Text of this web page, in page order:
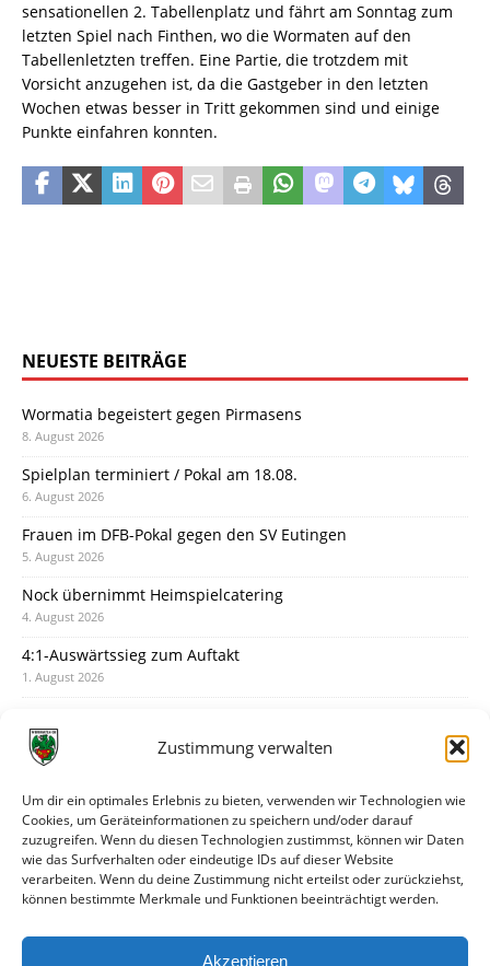
Zustimmung verwalten
Um dir ein optimales Erlebnis zu bieten, verwenden wir Technologien wie
Cookies, um Geräteinformationen zu speichern und/oder darauf
zuzugreifen. Wenn du diesen Technologien zustimmst, können wir Daten
wie das Surfverhalten oder eindeutige IDs auf dieser Website
verarbeiten. Wenn du deine Zustimmung nicht erteilst oder zurückziehst,
können bestimmte Merkmale und Funktionen beeinträchtigt werden.
Akzeptieren
sensationellen 2. Tabellenplatz und fährt am Sonntag zum
letzten Spiel nach Finthen, wo die Wormaten auf den
Tabellenletzten treffen. Eine Partie, die trotzdem mit
Vorsicht anzugehen ist, da die Gastgeber in den letzten
Wochen etwas besser in Tritt gekommen sind und einige
Punkte einfahren konnten.
NEUESTE BEITRÄGE
Wormatia begeistert gegen Pirmasens
8. August 2026
Spielplan terminiert / Pokal am 18.08.
6. August 2026
Frauen im DFB-Pokal gegen den SV Eutingen
5. August 2026
Nock übernimmt Heimspielcatering
4. August 2026
4:1-Auswärtssieg zum Auftakt
1. August 2026
31. Juli 2026
30. Juli 2026
Deine Spielminute: 89+1
28. Juli 2026
Neuer Rückensponsor
Neue Podcast-Folge: So tickt Björn!